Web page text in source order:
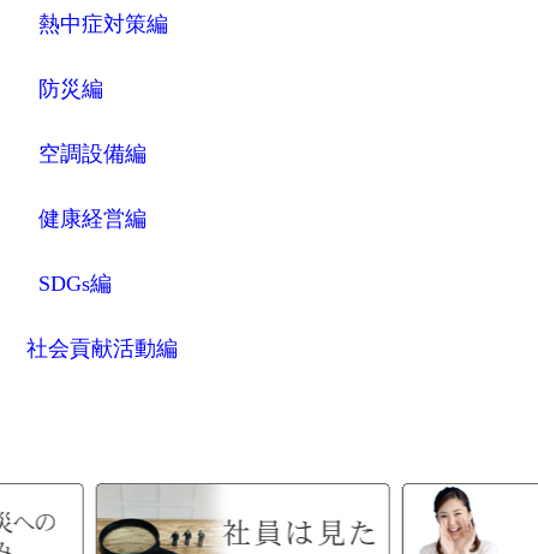
熱中症対策編
防災編
空調設備編
健康経営編
SDGs編
社会貢献活動編